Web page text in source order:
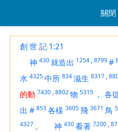
關閉
創 世 記 1:21
神 430就造出 1254 ,8799#
水 4325中所 834滋生 8317 ,
的動 7430 ,8802物 5315 ， 各
出 # 853各樣 3605飛 3671 鳥
4327 。 神 430看著 7200 ,